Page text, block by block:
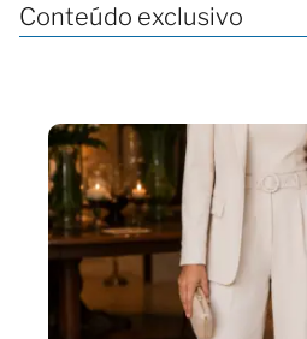
Conteúdo exclusivo